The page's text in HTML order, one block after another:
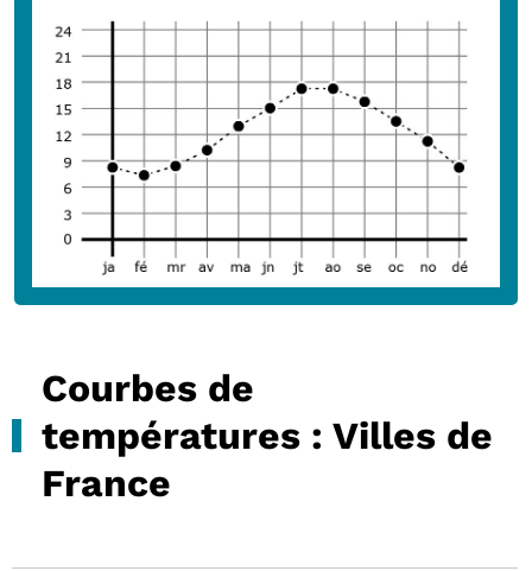
Courbes de
températures : Villes de
France